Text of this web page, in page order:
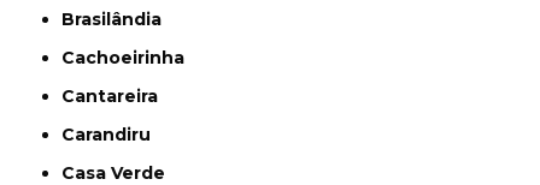
Brasilândia
Cachoeirinha
Cantareira
Carandiru
Casa Verde